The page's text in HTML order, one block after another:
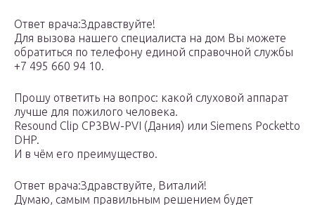
Ответ врача:Здравствуйте!
Для вызова нашего специалиста на дом Вы можете
обратиться по телефону единой справочной службы
+7 495 660 94 10.
Прошу ответить на вопрос: какой слуховой аппарат
лучше для пожилого человека.
Resound Clip CP3BW-PVI (Дания) или Siemens Pocketto
DHP.
И в чём его преимущество.
Ответ врача:Здравствуйте, Виталий!
Думаю, самым правильным решением будет